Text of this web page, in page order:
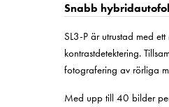
Snabb
SL3-P är utrustad med
kontrastdetektering.
fotografering av rörliga
Med upp till 40 bilder